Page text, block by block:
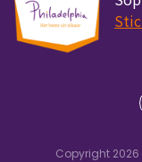
Copyright